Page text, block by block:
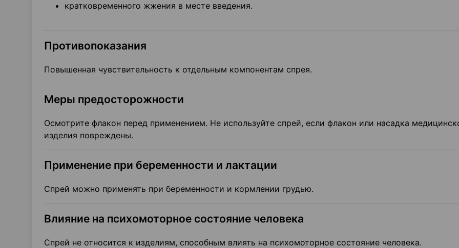
кратковременного жжения в месте введения.
Противопоказания
Повышенная чувствительность к отдельным компонентам спрея.
Меры предосторожности
Осмотрите флакон перед применением. Не используйте спрей, если флакон или насадка
изделия повреждены.
Применение при беременности и лактации
Спрей можно применять при беременности и кормлении грудью.
Влияние на психомоторное состояние человека
Спрей не относится к изделиям, способным влиять на психомоторное состояние человека.